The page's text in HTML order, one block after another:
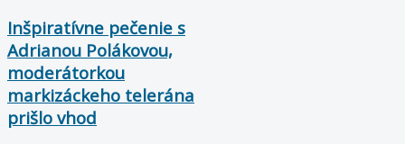
Inšpiratívne pečenie s
Adrianou Polákovou,
moderátorkou
markizáckeho telerána
prišlo vhod